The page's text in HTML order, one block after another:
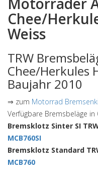
Chee/
Weiss
TRW
Chee/Herkules
Baujahr 2010
⇒ zum Motorrad
Verfügbare Bremsbeläge in
Bremsklotz Sinter SI
MCB760SI
Bremsklotz Standard
MCB760